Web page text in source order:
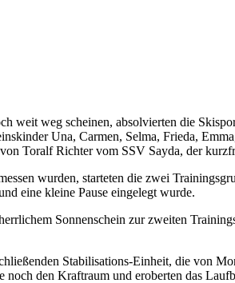
weit weg scheinen, absolvierten die
Una, Carmen, Selma, Frieda,
Toralf Richter vom SSV Sayda, der
wurden, starteten die zwei
eine kleine Pause eingelegt wurde.
Sonnenschein zur zweiten
Stabilisations-Einheit, die von
den Kraftraum und eroberten das